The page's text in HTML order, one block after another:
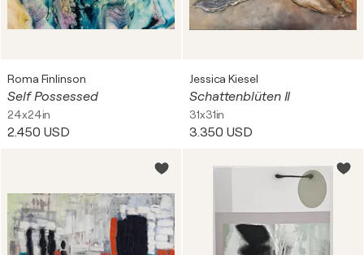
Roma Finlinson
Self Possessed
24x24in
2.450 USD
Jessica Kiesel
Schattenblüten II
31x31in
3.350 USD